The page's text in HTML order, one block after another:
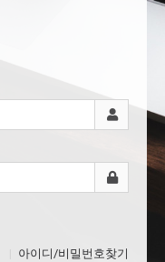
아이디/비밀번호찾기